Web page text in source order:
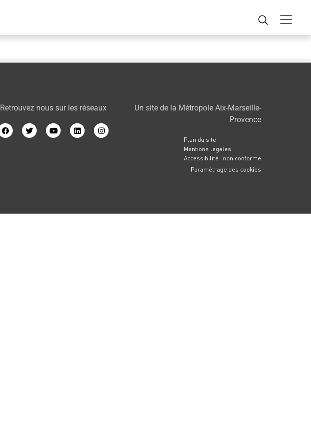
Retrouvez nous sur les réseaux
Un site de la Métropole Aix-Marseille-
Provence
Plan du site
Mentions légales
Accessibilité : non conforme
Paramétrage des cookies